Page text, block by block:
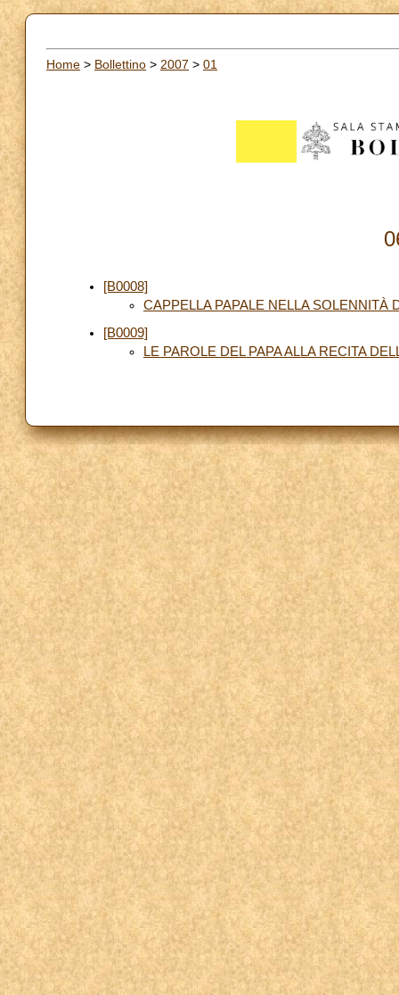
Home > Bollettino > 2007 > 01
[B0008]
CAPPELLA PAPALE NELLA SOLENNITÀ
[B0009]
LE PAROLE DEL PAPA ALLA RECITA